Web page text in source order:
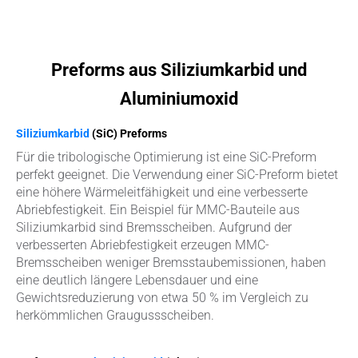
Preforms aus Siliziumkarbid und
Aluminiumoxid
Siliziumkarbid (SiC) Preforms
Für die tribologische Optimierung ist eine SiC-Preform
perfekt geeignet. Die Verwendung einer SiC-Preform bietet
eine höhere Wärmeleitfähigkeit und eine verbesserte
Abriebfestigkeit. Ein Beispiel für MMC-Bauteile aus
Siliziumkarbid sind Bremsscheiben. Aufgrund der
verbesserten Abriebfestigkeit erzeugen MMC-
Bremsscheiben weniger Bremsstaubemissionen, haben
eine deutlich längere Lebensdauer und eine
Gewichtsreduzierung von etwa 50 % im Vergleich zu
herkömmlichen Graugussscheiben.